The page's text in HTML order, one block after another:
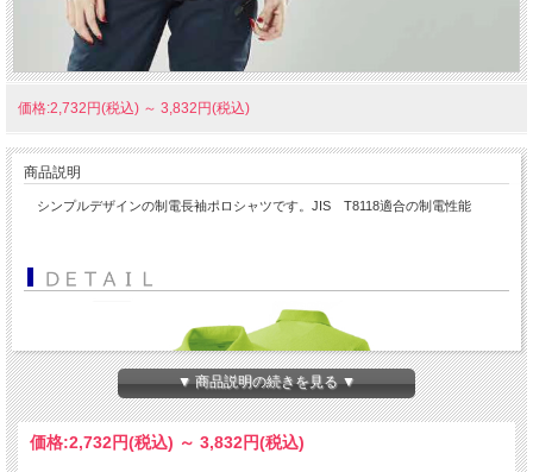
価格:2,732円(税込) ～ 3,832円(税込)
商品説明
シンプルデザインの制電長袖ポロシャツです。JIS T8118適合の制電性能
▼ 商品説明の続きを見る ▼
価格:2,732円(税込) ～ 3,832円(税込)